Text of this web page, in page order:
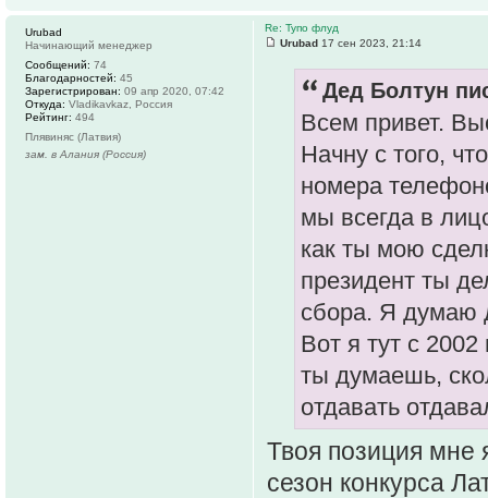
Re: Тупо флуд
Urubad 17 сен 2023, 21:14
Дед Болтун
Всем привет.
Начну с того,
номера
мы всегда в
как ты мою
президент ты
сбора. Я думаю
Вот я тут с 2002
ты думаешь,
отдавать
Твоя позиция мне
сезон конкурса
Urubad
Начинающий менеджер
Сообщений: 74
Благодарностей: 45
Зарегистрирован: 09 апр 2020, 07:42
Откуда: Vladikavkaz, Россия
Рейтинг: 494
Плявиняс (Латвия)
зам. в Алания (Россия)